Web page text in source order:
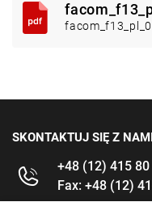
SKONTAKTUJ SIĘ Z
+48 (12) 415
Fax: +48 (12)